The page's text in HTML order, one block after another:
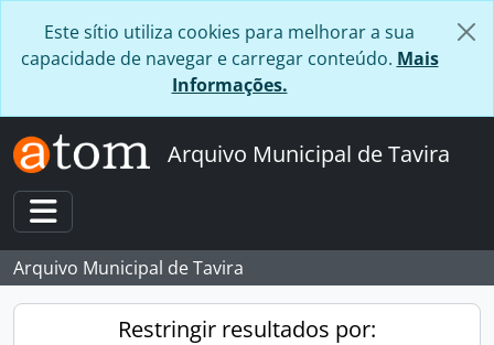
Este sítio utiliza cookies para melhorar a sua
capacidade de navegar e carregar conteúdo. Mais
Informações.
Arquivo Municipal de Tavira
Toggle navigation
Arquivo Municipal de Tavira
Restringir resultados por: